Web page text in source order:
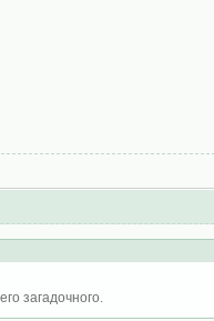
загадочного.